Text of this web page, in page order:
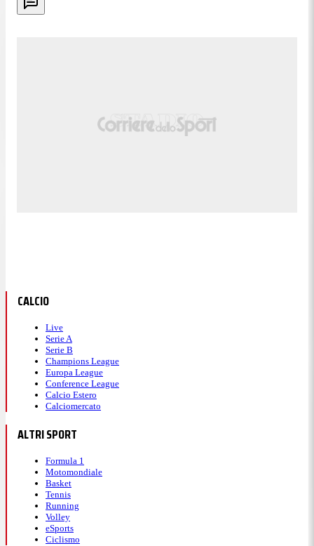
CALCIO
Live
Serie A
Serie B
Champions League
Europa League
Conference League
Calcio Estero
Calciomercato
ALTRI SPORT
Formula 1
Motomondiale
Basket
Tennis
Running
Volley
eSports
Ciclismo